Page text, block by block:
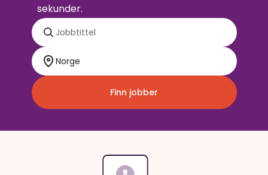
sekunder.
Finn jobber